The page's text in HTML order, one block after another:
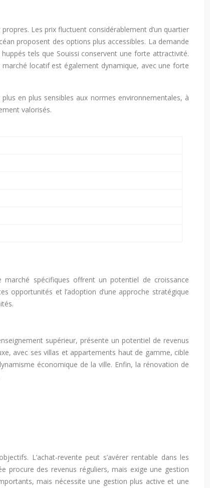
Les prix fluctuent considérablement d’un quartier
proposent des options plus accessibles. La demande
tels que Souissi conservent une forte attractivité.
locatif est également dynamique, avec une forte
en plus sensibles aux normes environnementales, à
valorisés.
marché spécifiques offrent un potentiel de croissance
opportunités et l’adoption d’une approche stratégique
supérieur, présente un potentiel de revenus
avec ses villas et appartements haut de gamme, cible
économique de la ville. Enfin, la rénovation de
L’achat-revente peut s’avérer rentable dans les
procure des revenus réguliers, mais exige une gestion
mais nécessite une gestion plus active et une